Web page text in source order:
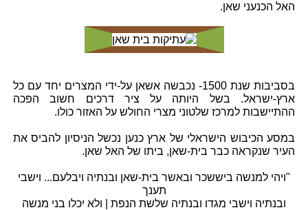
האל הכנעני שאן.
בסביבות שנת 1500- נכבשה אשאן על-ידי המצרים יחד עם כל
ארץ-ישראל. בשל היותה על ציר דרכים חשוב הפכה
ההתיישבות למרכז שלטוני מצרי החולש על האזור כולו.
במסע הכיבוש הישראלי של ארץ כנען נכשל הניסיון להביס את
העיר שנקראה כבר בית-שאן, ביתו של האל שאן.
"ויהי למנשה ביששכר ובאשר בית-שאן ובנתיה ויבלעם... וישבי
תענך
ובנתיה וישבי מגדו ובנתיה שלשת הנפת | ולא יכלו בני מנשה